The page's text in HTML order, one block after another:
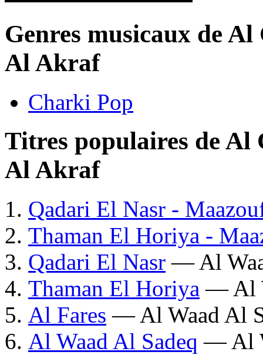
Genres musicaux de
Al Akraf
Charki Pop
Titres populaires de Al
Al Akraf
Qadari El Nasr -
Thaman El Horiya -
Qadari El Nasr — Al
Thaman El Horiya — Al
Al Fares — Al Waad Al
Al Waad Al Sadeq — Al